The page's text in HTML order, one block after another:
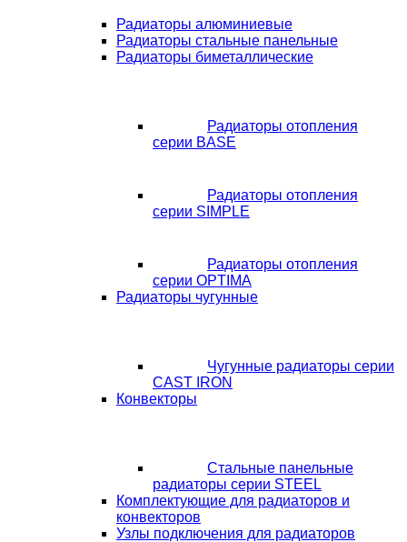
Радиаторы алюминиевые
Радиаторы стальные панельные
Радиаторы биметаллические
Радиаторы отопления
серии BASE
Радиаторы отопления
серии SIMPLE
Радиаторы отопления
серии OPTIMA
Радиаторы чугунные
Чугунные радиаторы серии
CAST IRON
Конвекторы
Стальные панельные
радиаторы серии STEEL
Комплектующие для радиаторов и
конвекторов
Узлы подключения для радиаторов